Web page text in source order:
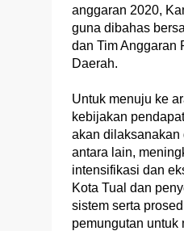
anggaran 2020,
guna dibahas
dan Tim Anggaran
Daerah.
Untuk menuju ke
kebijakan
akan dilaksanakan
antara lain,
intensifikasi dan
Kota Tual dan
sistem serta
pemungutan untuk